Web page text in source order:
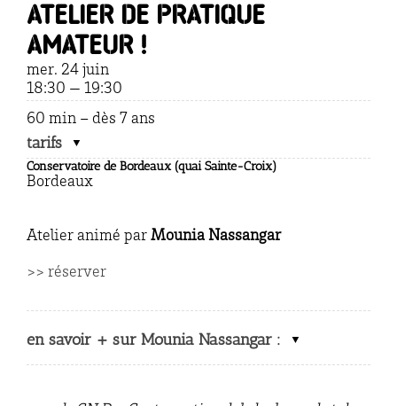
Atelier de pratique
amateur !
mer. 24 juin
18:30 — 19:30
60 min – dès 7 ans
tarifs
Conservatoire de Bordeaux (quai Sainte-Croix)
Bordeaux
Atelier animé par Mounia Nassangar
>> réserver
en savoir + sur Mounia Nassangar :